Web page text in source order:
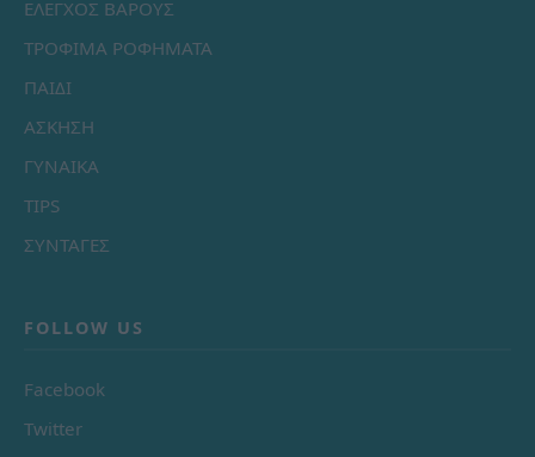
ΕΛΕΓΧΟΣ ΒΑΡΟΥΣ
ΤΡΟΦΙΜΑ ΡΟΦΗΜΑΤΑ
ΠΑΙΔΙ
ΑΣΚΗΣΗ
ΓΥΝΑΙΚΑ
TIPS
ΣΥΝΤΑΓΕΣ
FOLLOW US
Facebook
Twitter